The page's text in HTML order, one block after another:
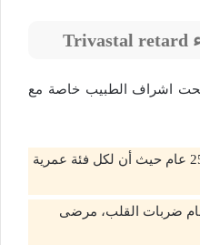
Trivastal retard
اشراف الطبيب خاصة مع
الأشخاص من هم أقل من 25 عام حيث أن لكل فئة عمرية
ضربات القلب، مرضى